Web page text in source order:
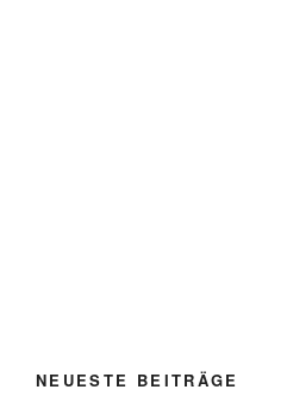
NEUESTE BEITRÄGE